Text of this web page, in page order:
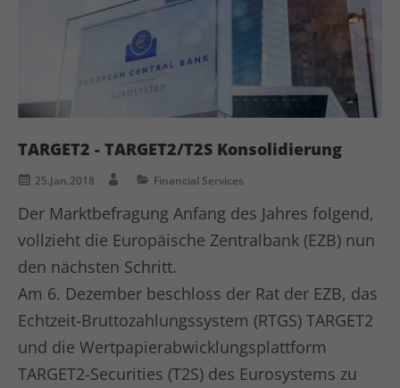
TARGET2 - TARGET2/T2S Konsolidierung
25.Jan.2018 Financial Services
Der Marktbefragung Anfang des Jahres folgend,
vollzieht die Europäische Zentralbank (EZB) nun
den nächsten Schritt.
Am 6. Dezember beschloss der Rat der EZB, das
Echtzeit-Bruttozahlungssystem (RTGS) TARGET2
und die Wertpapierabwicklungsplattform
TARGET2-Securities (T2S) des Eurosystems zu